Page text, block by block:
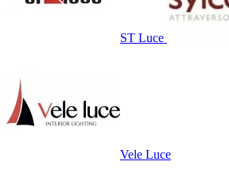
ST Luce
Vele Luce